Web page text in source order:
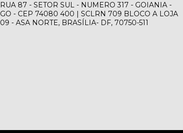
RUA 87 - SETOR SUL - NUMERO 317 - GOIANIA -
GO - CEP 74080 400 | SCLRN 709 BLOCO A LOJA
09 - ASA NORTE, BRASÍLIA- DF, 70750-511